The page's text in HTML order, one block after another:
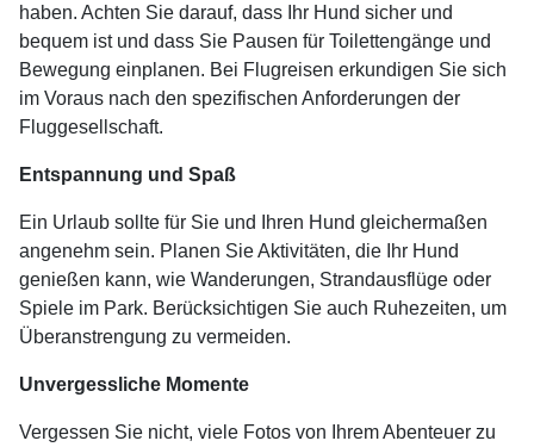
haben. Achten Sie darauf, dass Ihr Hund sicher und
bequem ist und dass Sie Pausen für Toilettengänge und
Bewegung einplanen. Bei Flugreisen erkundigen Sie sich
im Voraus nach den spezifischen Anforderungen der
Fluggesellschaft.
Entspannung und Spaß
Ein Urlaub sollte für Sie und Ihren Hund gleichermaßen
angenehm sein. Planen Sie Aktivitäten, die Ihr Hund
genießen kann, wie Wanderungen, Strandausflüge oder
Spiele im Park. Berücksichtigen Sie auch Ruhezeiten, um
Überanstrengung zu vermeiden.
Unvergessliche Momente
Vergessen Sie nicht, viele Fotos von Ihrem Abenteuer zu